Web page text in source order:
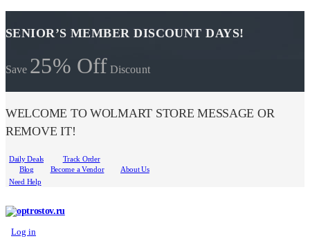
SENIOR’S MEMBER DISCOUNT DAYS!
Save 25% Off Discount
WELCOME TO WOLMART STORE MESSAGE OR
REMOVE IT!
Daily Deals
Track Order
Blog
Become a Vendor
About Us
Need Help
Log in